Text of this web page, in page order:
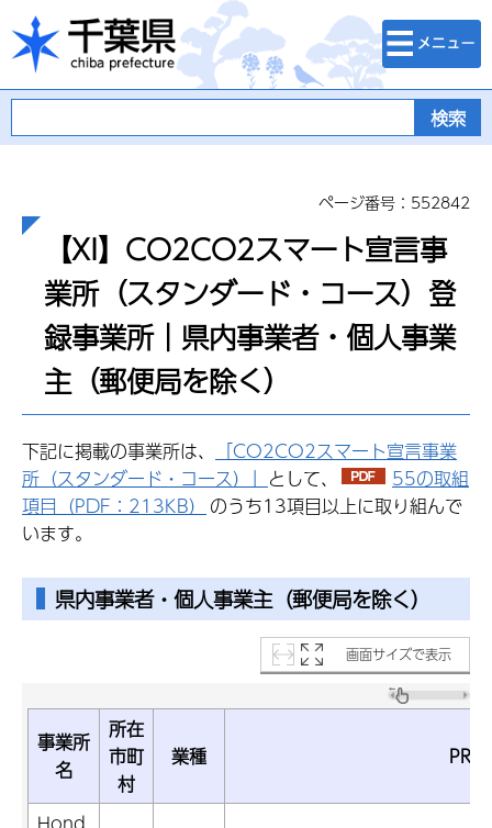
千葉県
検索・メニュ
ー
ページ番号：552842
【XI】CO2CO2スマート宣言事
業所（スタンダード・コース）登
録事業所｜県内事業者・個人事業
主（郵便局を除く）
下記に掲載の事業所は、
「CO2CO2スマート宣言事業
所（スタンダード・コース）」 として、
55の取組
項目（PDF：213KB） のうち13項目以上に取り組んで
います。
県内事業者・個人事業主（郵便局を除く）
画面サイズで表示
事業所
名
所在
市町
村
業種 PR